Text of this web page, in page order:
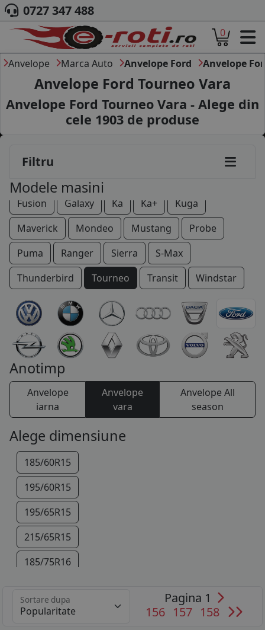
ACASA
DESPRE NOI
ANVELOPE
AUTO
CAMION
MOTO
MARCA AUTO
BLOG
B2B - COLABORARE COMPANII
CONT
CONTACT
COS (0 PRODUSE )
0727 347 488
0
Anvelope Marca Auto Anvelope Ford Anvelope
Anvelope Ford Tourneo Vara
Anvelope Ford Tourneo Vara - Alege din
cele 1903 de produse
Filtru
Modele masini
B-Max C-Max
Cougar
Fusion
Galaxy Ka Ka+
Kuga
Maverick
Mondeo Mustang
Probe
Puma
Ranger Sierra
S-Max
Thunderbird
Tourneo Transit Windstar
Anotimp
Anvelope
iarna
Anvelope
vara
Anvelope All
season
Alege dimensiune
185/60R15
195/60R15
195/65R15
215/65R15
185/75R16
205/55R16
Sortare dupa
Pagina 1
156 157 158